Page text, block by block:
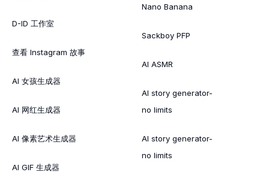
D-ID 工作室
查看 Instagram 故事
AI 女孩生成器
AI 网红生成器
AI 像素艺术生成器
AI GIF 生成器
Nano Banana
Sackboy PFP
AI ASMR
AI story generator-
no limits
AI story generator-
no limits